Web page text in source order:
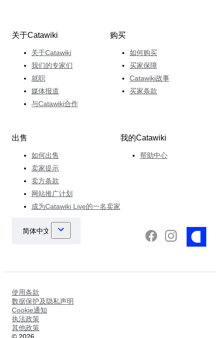
关于Catawiki
关于Catawiki
我们的专家们
就职
媒体报道
与Catawiki合作
购买
如何购买
买家保障
Catawiki故事
买家条款
出售
如何出售
卖家提示
卖方条款
网站推广计划
成为Catawiki Live的一名卖家
我的Catawiki
帮助中心
使用条款
数据保护及隐私声明
Cookie通知
执法政策
其他政策